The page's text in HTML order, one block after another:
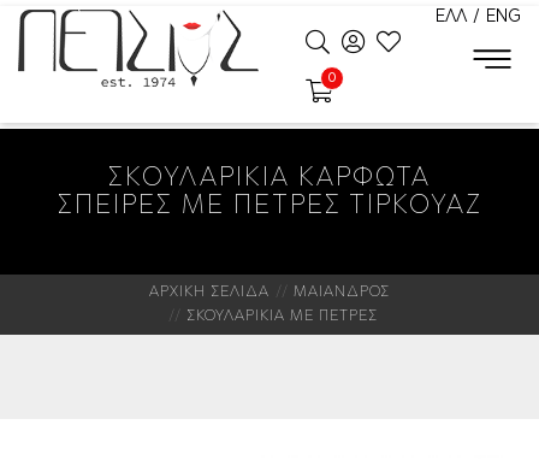
ΕΛΛ / ENG
0
ΣΚΟΥΛΑΡΙΚΙΑ ΚΑΡΦΩΤΑ
ΣΠΕΙΡΕΣ ΜΕ ΠΕΤΡΕΣ ΤΙΡΚΟΥΑΖ
ΑΡΧΙΚΗ ΣΕΛΙΔΑ
ΜΑΙΑΝΔΡΟΣ
ΣΚΟΥΛΑΡΙΚΙΑ ΜΕ ΠΕΤΡΕΣ